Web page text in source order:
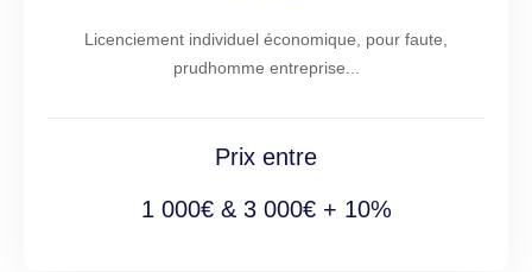
Licenciement individuel économique, pour faute,
prudhomme entreprise...
Prix entre
1 000€ & 3 000€ + 10%